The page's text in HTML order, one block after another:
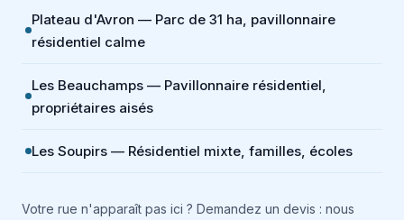
Plateau d'Avron — Parc de 31 ha, pavillonnaire
résidentiel calme
Les Beauchamps — Pavillonnaire résidentiel,
propriétaires aisés
Les Soupirs — Résidentiel mixte, familles, écoles
Votre rue n'apparaît pas ici ? Demandez un devis : nous